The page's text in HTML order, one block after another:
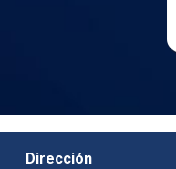
Dirección